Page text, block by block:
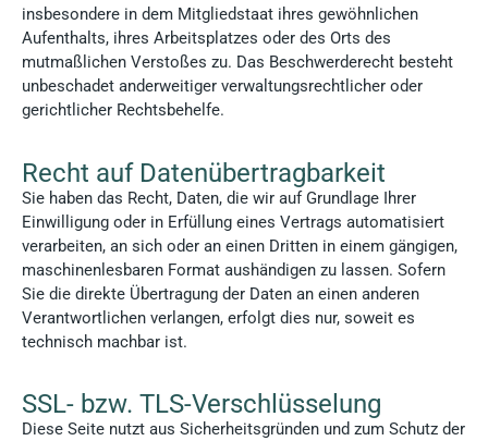
insbesondere in dem Mitgliedstaat ihres gewöhnlichen
Aufenthalts, ihres Arbeitsplatzes oder des Orts des
mutmaßlichen Verstoßes zu. Das Beschwerderecht besteht
unbeschadet anderweitiger verwaltungsrechtlicher oder
gerichtlicher Rechtsbehelfe.
Recht auf Daten­übertrag­barkeit
Sie haben das Recht, Daten, die wir auf Grundlage Ihrer
Einwilligung oder in Erfüllung eines Vertrags automatisiert
verarbeiten, an sich oder an einen Dritten in einem gängigen,
maschinenlesbaren Format aushändigen zu lassen. Sofern
Sie die direkte Übertragung der Daten an einen anderen
Verantwortlichen verlangen, erfolgt dies nur, soweit es
technisch machbar ist.
SSL- bzw. TLS-Verschlüsselung
Diese Seite nutzt aus Sicherheitsgründen und zum Schutz der